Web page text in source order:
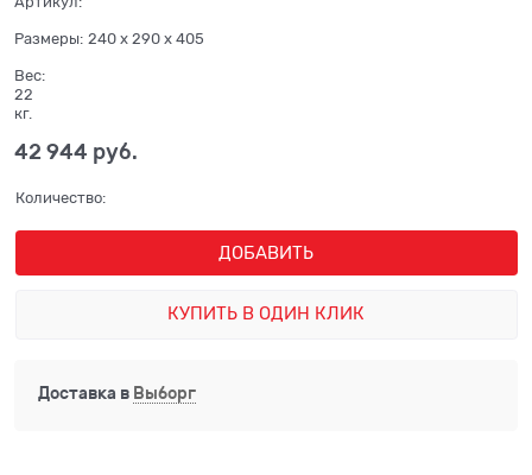
Размеры: 240 x 290 x 405
Вес:
22
кг.
42 944 руб.
Количество:
ДОБАВИТЬ
КУПИТЬ В ОДИН КЛИК
Доставка в Выборг